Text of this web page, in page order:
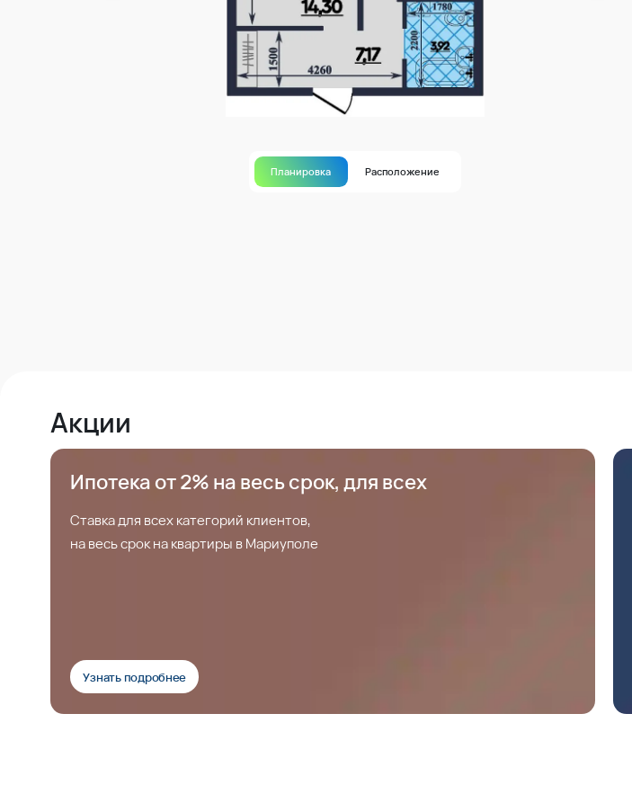
Планировка Расположение
Акции
Ипотека от 2% на весь срок, для всех
Ставка для всех категорий клиентов,
на весь срок на квартиры в Мариуполе
Узнать подробнее